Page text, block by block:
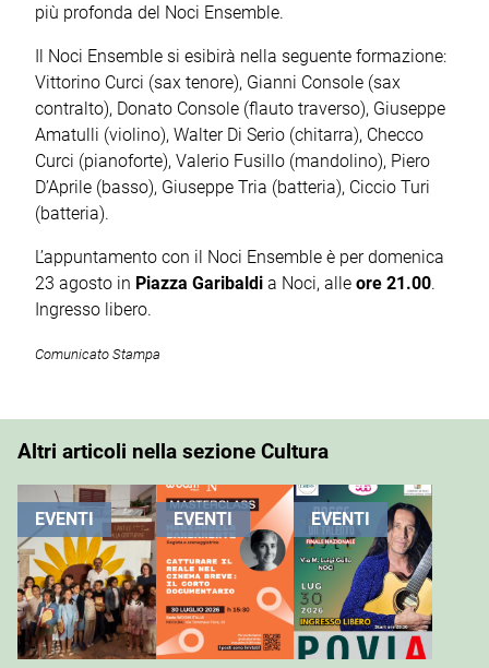
più profonda del Noci Ensemble.
Il Noci Ensemble si esibirà nella seguente formazione:
Vittorino Curci (sax tenore), Gianni Console (sax
contralto), Donato Console (flauto traverso), Giuseppe
Amatulli (violino), Walter Di Serio (chitarra), Checco
Curci (pianoforte), Valerio Fusillo (mandolino), Piero
D’Aprile (basso), Giuseppe Tria (batteria), Ciccio Turi
(batteria).
L’appuntamento con il Noci Ensemble è per domenica
23 agosto in Piazza Garibaldi a Noci, alle ore 21.00.
Ingresso libero.
Comunicato Stampa
Altri articoli nella sezione Cultura
EVENTI EVENTI EVENTI